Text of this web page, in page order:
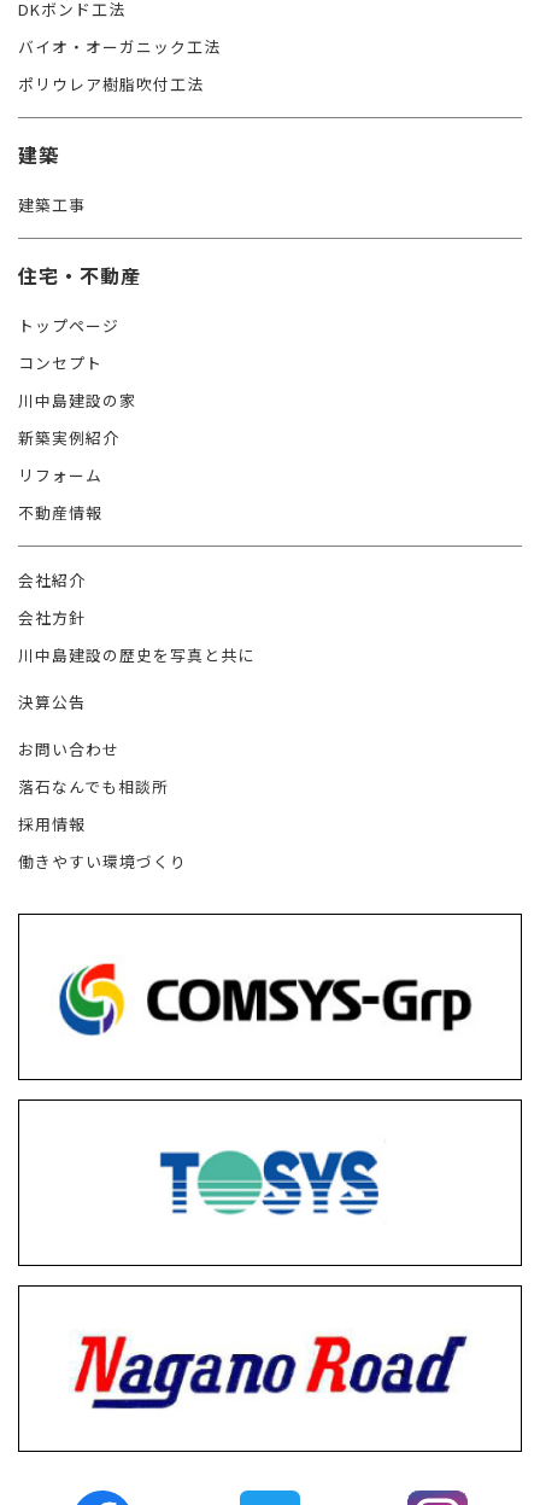
DKボンド工法
バイオ・オーガニック工法
ポリウレア樹脂吹付工法
建築
建築工事
住宅・不動産
トップページ
コンセプト
川中島建設の家
新築実例紹介
リフォーム
不動産情報
会社紹介
会社方針
川中島建設の歴史を写真と共に
決算公告
お問い合わせ
落石なんでも相談所
採用情報
働きやすい環境づくり